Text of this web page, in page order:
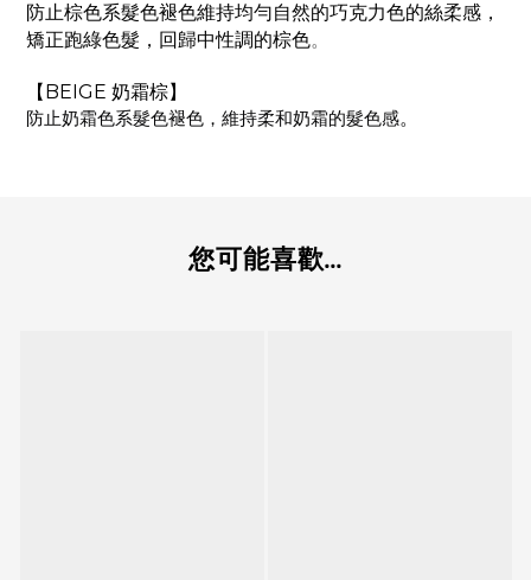
防止棕色系髮色褪色維持均勻自然的巧克力色的絲柔感，
矯正跑綠色髮，回歸中性調的棕色。
【BEIGE 奶霜棕】
防止奶霜色系髮色褪色，維持柔和奶霜的髮色感。
您可能喜歡...